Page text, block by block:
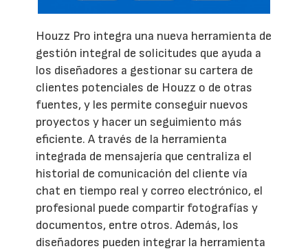
Houzz Pro integra una nueva herramienta de
gestión integral de solicitudes que ayuda a
los diseñadores a gestionar su cartera de
clientes potenciales de Houzz o de otras
fuentes, y les permite conseguir nuevos
proyectos y hacer un seguimiento más
eficiente. A través de la herramienta
integrada de mensajería que centraliza el
historial de comunicación del cliente vía
chat en tiempo real y correo electrónico, el
profesional puede compartir fotografías y
documentos, entre otros. Además, los
diseñadores pueden integrar la herramienta